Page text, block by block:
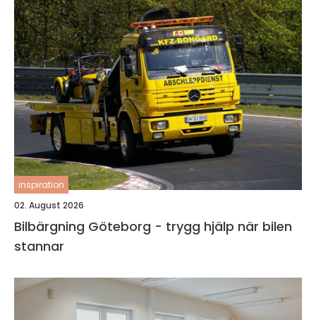
inspiration
02. August 2026
Bilbärgning Göteborg - trygg hjälp när bilen
stannar